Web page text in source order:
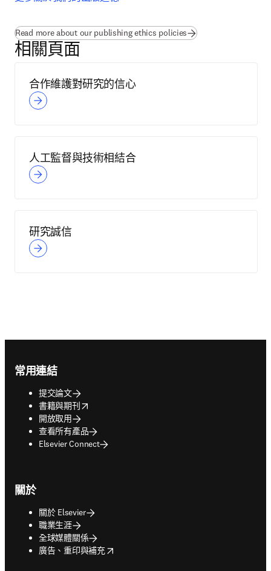
Read more about our publishing ethics policies
相關頁面
合作維護對研究的信心
人工監督與技術相結合
研究誠信
常用連結
提交論文
書籍與期刊
opens in new tab/window
開放取用
查看所有產品
Elsevier Connect
關於
關於 Elsevier
職業生涯
全球媒體關係
廣告、重印與補充
opens in new tab/window